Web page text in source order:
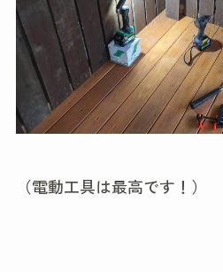
（電動工具は最高です！）